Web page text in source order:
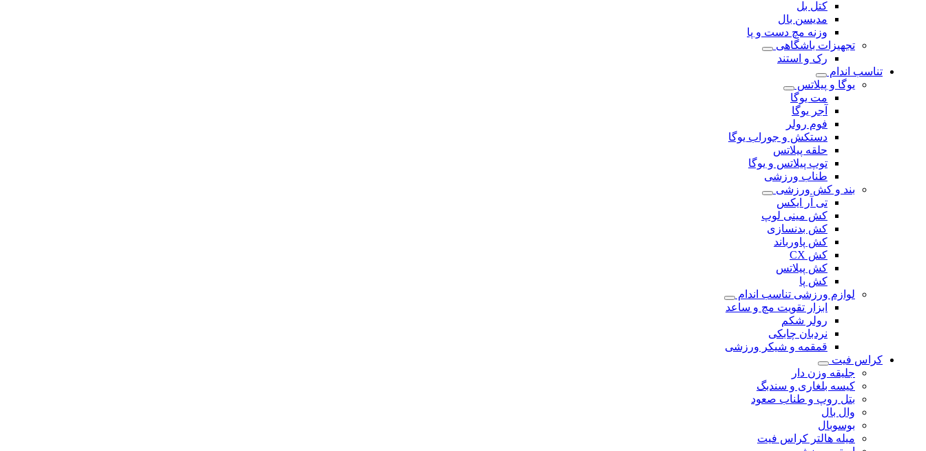
کتل بل
مدیسن بال
وزنه مچ دست و پا
تجهیزات باشگاهی
رک و استند
تناسب اندام
یوگا و پیلاتس
مت یوگا
آجر یوگا
فوم رولر
دستکش و جوراب یوگا
حلقه پیلاتس
توپ پیلاتس و یوگا
طناب ورزشی
بند و کش ورزشی
تی آر ایکس
کش مینی لوپ
کش بدنسازی
کش پاورباند
کش CX
کش پیلاتس
کش پا
لوازم ورزشی تناسب اندام
ابزار تقویت مچ و ساعد
رولر شکم
نردبان چابکی
قمقمه و شیکر ورزشی
کراس فیت
جلیقه وزن دار
کیسه بلغاری و سندبگ
بتل روپ و طناب صعود
وال بال
بوسوبال
میله هالتر کراس فیت